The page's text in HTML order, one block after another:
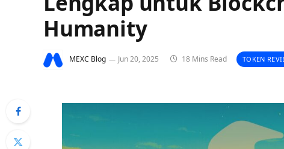
Humanity
MEXC Blog Jun 20, 2025 18 Mins Read TOKEN